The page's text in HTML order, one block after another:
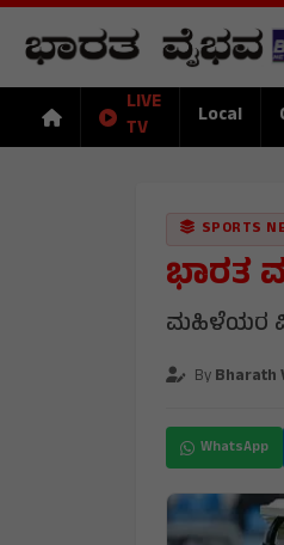
LIVE
TV
Local
SPORTS
ಭಾರತ
ಮಹಿಳೆಯರ
ByBharath
WhatsApp